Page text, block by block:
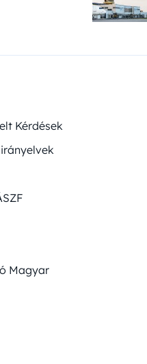
Kérdések
Magyar